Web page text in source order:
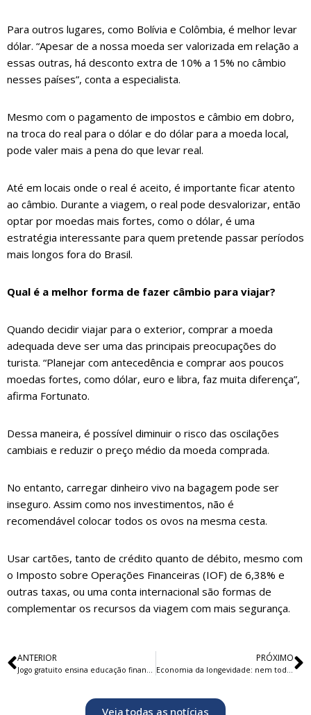
Para outros lugares, como Bolívia e Colômbia, é melhor levar
dólar. “Apesar de a nossa moeda ser valorizada em relação a
essas outras, há desconto extra de 10% a 15% no câmbio
nesses países”, conta a especialista.
Mesmo com o pagamento de impostos e câmbio em dobro,
na troca do real para o dólar e do dólar para a moeda local,
pode valer mais a pena do que levar real.
Até em locais onde o real é aceito, é importante ficar atento
ao câmbio. Durante a viagem, o real pode desvalorizar, então
optar por moedas mais fortes, como o dólar, é uma
estratégia interessante para quem pretende passar períodos
mais longos fora do Brasil.
Qual é a melhor forma de fazer câmbio para viajar?
Quando decidir viajar para o exterior, comprar a moeda
adequada deve ser uma das principais preocupações do
turista. “Planejar com antecedência e comprar aos poucos
moedas fortes, como dólar, euro e libra, faz muita diferença”,
afirma Fortunato.
Dessa maneira, é possível diminuir o risco das oscilações
cambiais e reduzir o preço médio da moeda comprada.
No entanto, carregar dinheiro vivo na bagagem pode ser
inseguro. Assim como nos investimentos, não é
recomendável colocar todos os ovos na mesma cesta.
Usar cartões, tanto de crédito quanto de débito, mesmo com
o Imposto sobre Operações Financeiras (IOF) de 6,38% e
outras taxas, ou uma conta internacional são formas de
complementar os recursos da viagem com mais segurança.
ANTERIOR
Jogo gratuito ensina educação financeira para crianças e jovens
PRÓXIMO
Economia da longevidade: nem todos os 60+ gostam de bege
Veja todas as notícias